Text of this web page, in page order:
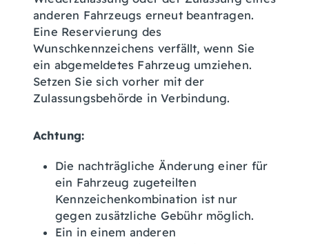
anderen Fahrzeugs erneut beantragen.
Eine Reservierung des
Wunschkennzeichens verfällt, wenn Sie
ein abgemeldetes Fahrzeug umziehen.
Setzen Sie sich vorher mit der
Zulassungsbehörde in Verbindung.
Achtung:
Die nachträgliche Änderung einer für
ein Fahrzeug zugeteilten
Kennzeichenkombination ist nur
gegen zusätzliche Gebühr möglich.
Ein in einem anderen